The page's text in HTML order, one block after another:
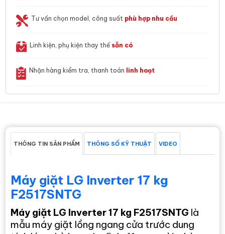
Tư vấn chọn model, công suất phù hợp nhu cầu
Linh kiện, phụ kiện thay thế sẵn có
Nhận hàng kiểm tra, thanh toán linh hoạt
THÔNG TIN SẢN PHẨM THÔNG SỐ KỸ THUẬT VIDEO
Máy giặt LG Inverter 17 kg
F2517SNTG
Máy giặt LG Inverter 17 kg F2517SNTG là
mẫu máy giặt lồng ngang cửa trước dung